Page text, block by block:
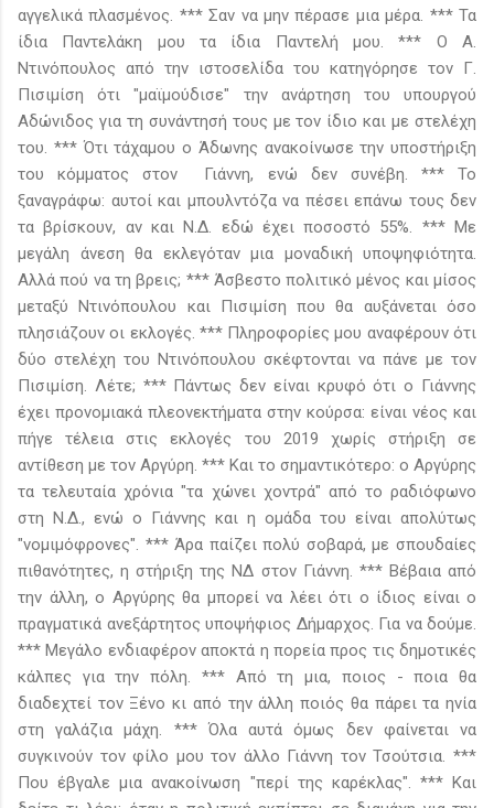
αγγελικά πλασμένος. *** Σαν να μην πέρασε μια μέρα. *** Τα
ίδια Παντελάκη μου τα ίδια Παντελή μου. *** Ο Α.
Ντινόπουλος από την ιστοσελίδα του κατηγόρησε τον Γ.
Πισιμίση ότι "μαϊμούδισε" την ανάρτηση του υπουργού
Αδώνιδος για τη συνάντησή τους με τον ίδιο και με στελέχη
του. *** Ότι τάχαμου ο Άδωνης ανακοίνωσε την υποστήριξη
του κόμματος στον Γιάννη, ενώ δεν συνέβη. *** Το
ξαναγράφω: αυτοί και μπουλντόζα να πέσει επάνω τους δεν
τα βρίσκουν, αν και Ν.Δ. εδώ έχει ποσοστό 55%. *** Με
μεγάλη άνεση θα εκλεγόταν μια μοναδική υποψηφιότητα.
Αλλά πού να τη βρεις; *** Άσβεστο πολιτικό μένος και μίσος
μεταξύ Ντινόπουλου και Πισιμίση που θα αυξάνεται όσο
πλησιάζουν οι εκλογές. *** Πληροφορίες μου αναφέρουν ότι
δύο στελέχη του Ντινόπουλου σκέφτονται να πάνε με τον
Πισιμίση. Λέτε; *** Πάντως δεν είναι κρυφό ότι ο Γιάννης
έχει προνομιακά πλεονεκτήματα στην κούρσα: είναι νέος και
πήγε τέλεια στις εκλογές του 2019 χωρίς στήριξη σε
αντίθεση με τον Αργύρη. *** Και το σημαντικότερο: ο Αργύρης
τα τελευταία χρόνια "τα χώνει χοντρά" από το ραδιόφωνο
στη Ν.Δ., ενώ ο Γιάννης και η ομάδα του είναι απολύτως
"νομιμόφρονες". *** Άρα παίζει πολύ σοβαρά, με σπουδαίες
πιθανότητες, η στήριξη της ΝΔ στον Γιάννη. *** Βέβαια από
την άλλη, ο Αργύρης θα μπορεί να λέει ότι ο ίδιος είναι ο
πραγματικά ανεξάρτητος υποψήφιος Δήμαρχος. Για να δούμε.
*** Μεγάλο ενδιαφέρον αποκτά η πορεία προς τις δημοτικές
κάλπες για την πόλη. *** Από τη μια, ποιος - ποια θα
διαδεχτεί τον Ξένο κι από την άλλη ποιός θα πάρει τα ηνία
στη γαλάζια μάχη. *** Όλα αυτά όμως δεν φαίνεται να
συγκινούν τον φίλο μου τον άλλο Γιάννη τον Τσούτσια. ***
Που έβγαλε μια ανακοίνωση "περί της καρέκλας". *** Και